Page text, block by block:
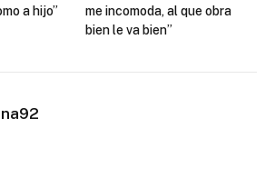
a hijo”
me incomoda, al que obra
bien le va bien”